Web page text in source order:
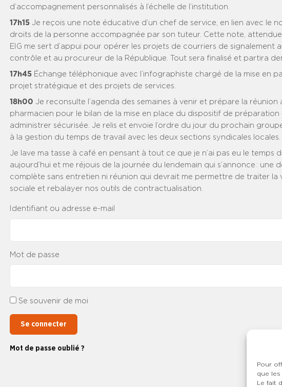
Pour
que
Le fait
d’accompagnement personnalisés à l’échelle de l’institution.
17h15 Je reçois une note éducative d’un chef de service, en lien avec le
droits de la personne accompagnée par son tuteur. Cette note,
EIG me sert d’appui pour opérer les projets de courriers de signalement
contrôle et au procureur de la République. Tout sera finalisé et partira
17h45 Échange téléphonique avec l’infographiste chargé de la mise en
projet stratégique et des projets de services.
18h00 Je reconsulte l’agenda des semaines à venir et prépare la réunion
pharmacien pour le bilan de la mise en place du dispositif de préparation
administrer sécurisée. Je relis et envoie l’ordre du jour du prochain
à la gestion du temps de travail avec les deux sections syndicales locales.
Je lave ma tasse à café en pensant à tout ce que je n’ai pas eu le temps
aujourd’hui et me réjouis de la journée du lendemain qui s’annonce : une
complète sans entretien ni réunion qui devrait me permettre de traiter la
sociale et rebalayer nos outils de contractualisation.
Identifiant ou adresse e-mail
Mot de passe
Se souvenir de moi
Se connecter
Mot de passe oublié ?